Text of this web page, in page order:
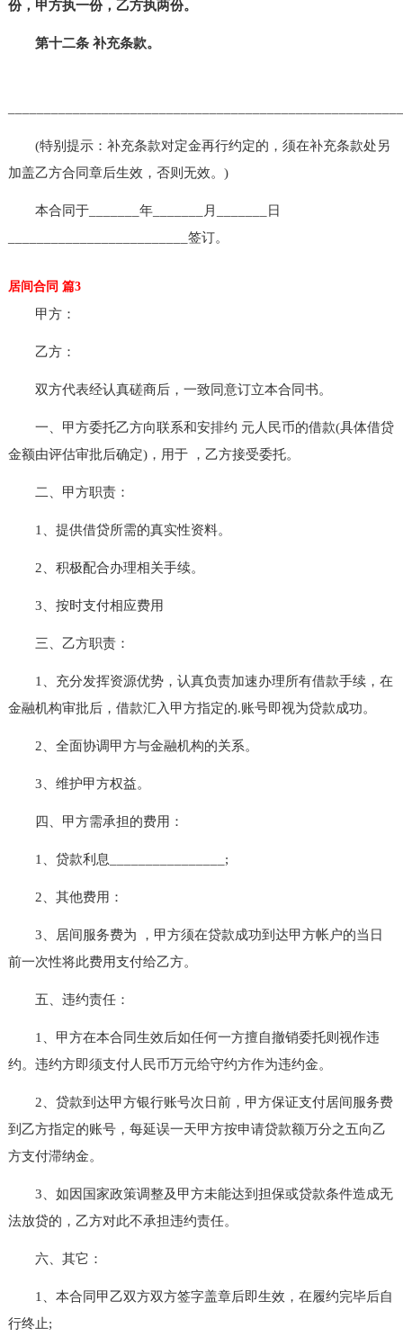
份，甲方执一份，乙方执两份。
第十二条 补充条款。
(特别提示：补充条款对定金再行约定的，须在补充条款处另
加盖乙方合同章后生效，否则无效。)
本合同于_______年_______月_______日
_________________________签订。
居间合同 篇3
甲方：
乙方：
双方代表经认真磋商后，一致同意订立本合同书。
一、甲方委托乙方向联系和安排约 元人民币的借款(具体借贷
金额由评估审批后确定)，用于 ，乙方接受委托。
二、甲方职责：
1、提供借贷所需的真实性资料。
2、积极配合办理相关手续。
3、按时支付相应费用
三、乙方职责：
1、充分发挥资源优势，认真负责加速办理所有借款手续，在
金融机构审批后，借款汇入甲方指定的.账号即视为贷款成功。
2、全面协调甲方与金融机构的关系。
3、维护甲方权益。
四、甲方需承担的费用：
1、贷款利息________________;
2、其他费用：
3、居间服务费为 ，甲方须在贷款成功到达甲方帐户的当日
前一次性将此费用支付给乙方。
五、违约责任：
1、甲方在本合同生效后如任何一方擅自撤销委托则视作违
约。违约方即须支付人民币万元给守约方作为违约金。
2、贷款到达甲方银行账号次日前，甲方保证支付居间服务费
到乙方指定的账号，每延误一天甲方按申请贷款额万分之五向乙
方支付滞纳金。
3、如因国家政策调整及甲方未能达到担保或贷款条件造成无
法放贷的，乙方对此不承担违约责任。
六、其它：
1、本合同甲乙双方双方签字盖章后即生效，在履约完毕后自
行终止;